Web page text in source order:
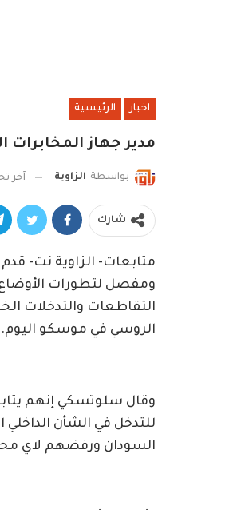
اخبار الرئيسية
مدير جهاز
بواسطة الزاوية آخر
شارك
متابعات- الزاوية نت-
ومفصل لتطورات الأوضاع
التقاطعات والتدخلات
الروسي في موسكو اليوم.
وقال سلوتسكي إنهم
للتدخل في الشأن
السودان ورفضهم لاي